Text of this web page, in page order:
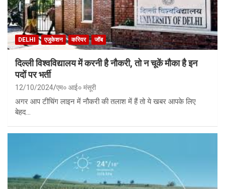
DELHI एजुकेशन करियर जॉब
दिल्ली विश्वविद्यालय में करनी है नौकरी, तो न चूकें मौका है इन
पदों पर भर्ती
12/10/2024 एम० आई० मंसूरी
अगर आप टीचिंग लाइन में नौकरी की तलाश में हैं तो ये खबर आपके लिए
बेहद…